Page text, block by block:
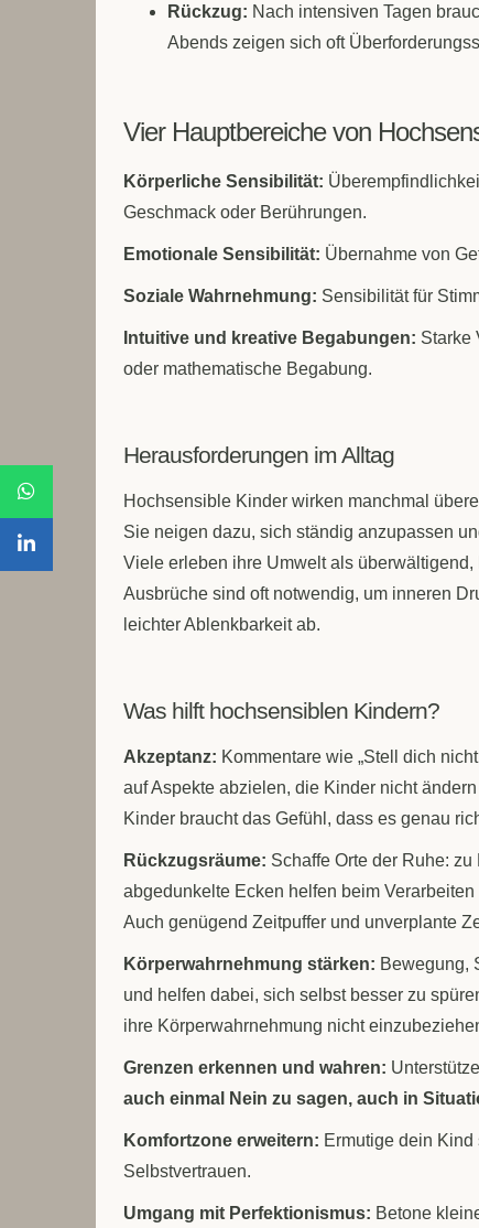
Rückzug: Nach intensiven Tagen
Abends zeigen sich oft
Vier Hauptbereiche von
Körperliche Sensibilität:
Geschmack oder Berührungen.
Emotionale Sensibilität: Übernahme von
Soziale Wahrnehmung: Sensibilität für
Intuitive und kreative Begabungen: Starke
oder mathematische Begabung.
Herausforderungen im Alltag
Hochsensible Kinder wirken manchmal
Sie neigen dazu, sich ständig anzupassen
Viele erleben ihre Umwelt als
Ausbrüche sind oft notwendig, um inneren
leichter Ablenkbarkeit ab.
Was hilft hochsensiblen Kindern?
Akzeptanz: Kommentare wie „Stell dich
auf Aspekte abzielen, die Kinder nicht
Kinder braucht das Gefühl, dass es genau
Rückzugsräume: Schaffe Orte der Ruhe:
abgedunkelte Ecken helfen beim
Auch genügend Zeitpuffer und unverplante
Körperwahrnehmung stärken: Bewegung,
und helfen dabei, sich selbst besser zu
ihre Körperwahrnehmung nicht
Grenzen erkennen und wahren:
auch einmal Nein zu sagen, auch in
Komfortzone erweitern: Ermutige dein
Selbstvertrauen.
Umgang mit Perfektionismus: Betone